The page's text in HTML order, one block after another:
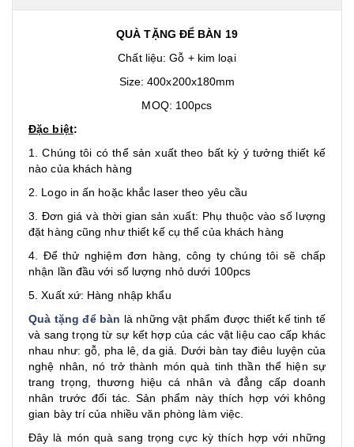
QUÀ TẶNG ĐỂ BÀN 19
Chất liệu: Gỗ + kim loại
Size: 400x200x180mm
MOQ: 100pcs
Đặc biệt:
1. Chúng tôi có thể sản xuất theo bất kỳ ý tưởng thiết kế
nào của khách hàng
2. Logo in ấn hoặc khắc laser theo yêu cầu
3. Đơn giá và thời gian sản xuất: Phụ thuộc vào số lượng
đặt hàng cũng như thiết kế cụ thể của khách hàng
4. Để thử nghiệm đơn hàng, công ty chúng tôi sẽ chấp
nhận lần đầu với số lượng nhỏ dưới 100pcs
5. Xuất xứ: Hàng nhập khẩu
Quà tặng để bàn là những vật phẩm được thiết kế tinh tế
và sang trọng từ sự kết hợp của các vật liệu cao cấp khác
nhau như: gỗ, pha lê, da giả. Dưới bàn tay điêu luyện của
nghệ nhân, nó trở thành món quà tinh thần thể hiện sự
trang trọng, thương hiệu cá nhân và đẳng cấp doanh
nhân trước đối tác. Sản phẩm này thích hợp với không
gian bày trí của nhiều văn phòng làm việc.
Đây là món quà sang trọng cực kỳ thích hợp với những